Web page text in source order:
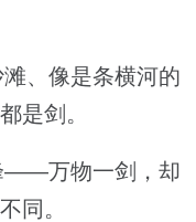
、像是条横河的
是剑。
——万物一剑，却
同。